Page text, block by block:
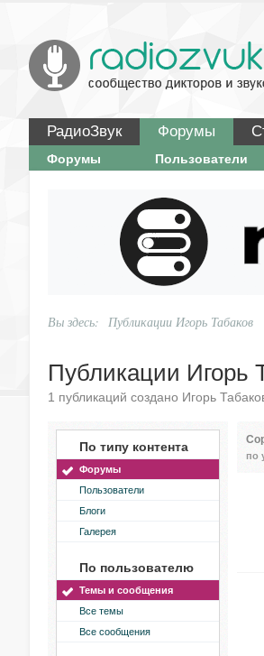
РадиоЗвук Форумы
Форумы Пользователи
Вы здесь: Публикации Игорь Табаков
Публикации Игорь
1 публикаций создано Игорь
По типу контента
Форумы
Пользователи
Блоги
Галерея
По пользователю
Темы и сообщения
Все темы
Все сообщения
по